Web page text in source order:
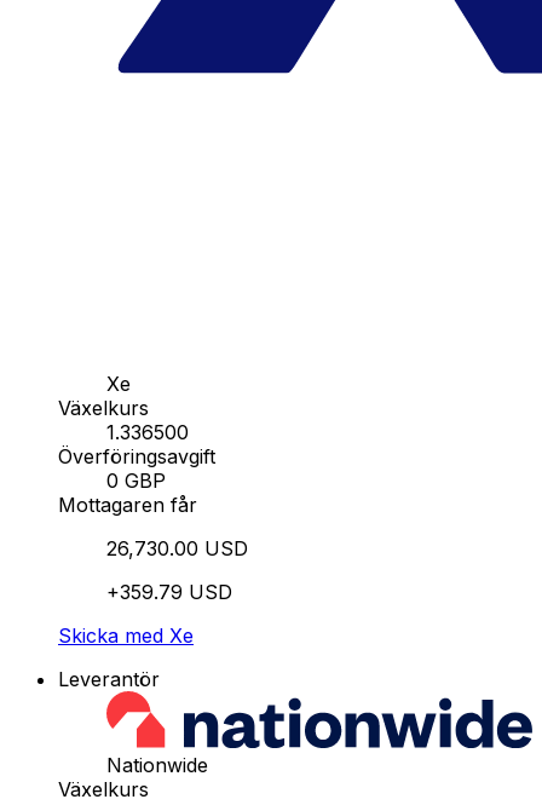
Xe
Växelkurs
1.336500
Överföringsavgift
0 GBP
Mottagaren får
26,730.00 USD
+359.79 USD
Skicka med Xe
Leverantör
Nationwide
Växelkurs